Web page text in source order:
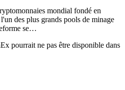
mondial fondé en
des plus grands pools de minage
se…
pourrait ne pas être disponible dans